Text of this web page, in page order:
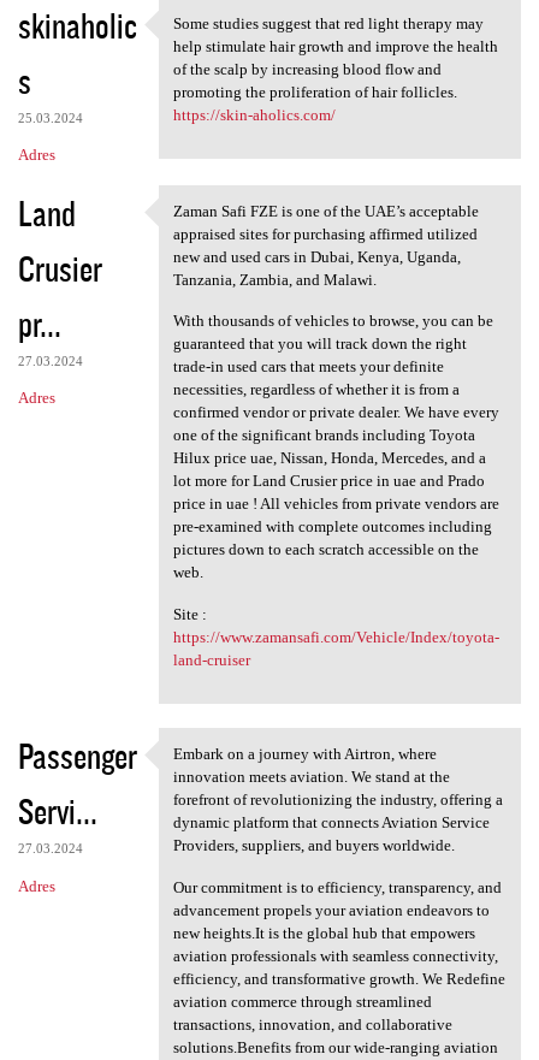
skinaholic
s
25.03.2024
Adres
Some studies suggest that red
Some studies suggest that red light therapy may
help stimulate hair growth and improve the health
of the scalp by increasing blood flow and
promoting the proliferation of hair follicles.
https://skin-aholics.com/
Land
Crusier
pr...
27.03.2024
Adres
Zaman Safi FZE is one of the
Zaman Safi FZE is one of the UAE’s acceptable
appraised sites for purchasing affirmed utilized
new and used cars in Dubai, Kenya, Uganda,
Tanzania, Zambia, and Malawi.
With thousands of vehicles to browse, you can be
guaranteed that you will track down the right
trade-in used cars that meets your definite
necessities, regardless of whether it is from a
confirmed vendor or private dealer. We have every
one of the significant brands including Toyota
Hilux price uae, Nissan, Honda, Mercedes, and a
lot more for Land Crusier price in uae and Prado
price in uae ! All vehicles from private vendors are
pre-examined with complete outcomes including
pictures down to each scratch accessible on the
web.
Site :
https://www.zamansafi.com/Vehicle/Index/toyota-
land-cruiser
Passenger
Servi...
27.03.2024
Adres
Embark on a journey with
Embark on a journey with Airtron, where
innovation meets aviation. We stand at the
forefront of revolutionizing the industry, offering a
dynamic platform that connects Aviation Service
Providers, suppliers, and buyers worldwide.
Our commitment is to efficiency, transparency, and
advancement propels your aviation endeavors to
new heights.It is the global hub that empowers
aviation professionals with seamless connectivity,
efficiency, and transformative growth. We Redefine
aviation commerce through streamlined
transactions, innovation, and collaborative
solutions.Benefits from our wide-ranging aviation